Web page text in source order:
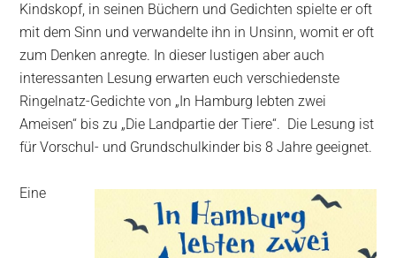
Kindskopf, in seinen Büchern und Gedichten spielte er oft
mit dem Sinn und verwandelte ihn in Unsinn, womit er oft
zum Denken anregte. In dieser lustigen aber auch
interessanten Lesung erwarten euch verschiedenste
Ringelnatz-Gedichte von „In Hamburg lebten zwei
Ameisen“ bis zu „Die Landpartie der Tiere“. Die Lesung ist
für Vorschul- und Grundschulkinder bis 8 Jahre geeignet.
Eine